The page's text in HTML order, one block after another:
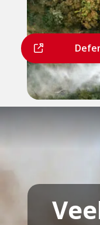
is
een
externe
pagina